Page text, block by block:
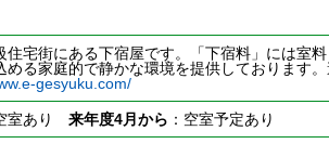
住宅街にある下宿屋です。「下宿料」には室
める家庭的で静かな環境を提供しております
gesyuku.com/
室あり 来年度4月から ：空室予定あり